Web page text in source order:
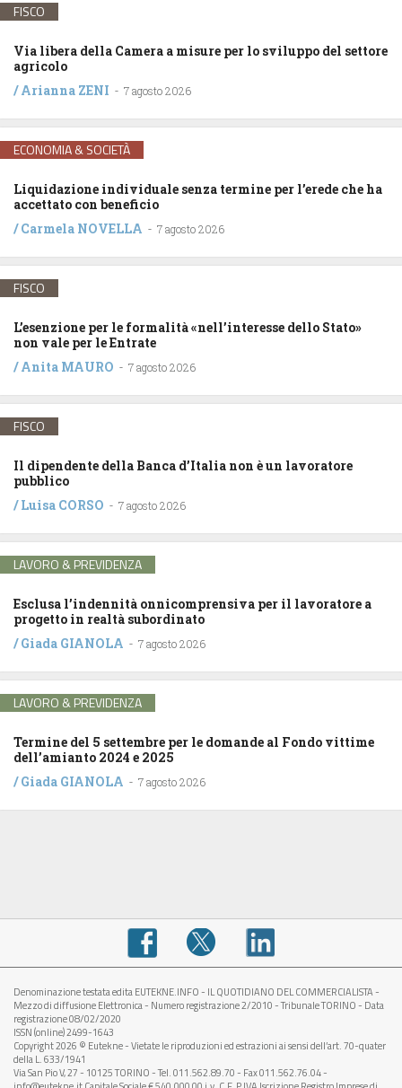
FISCO
Via libera della Camera a misure per lo sviluppo del settore
agricolo
/Arianna ZENI - 7 agosto 2026
ECONOMIA & SOCIETÀ
Liquidazione individuale senza termine per l’erede che ha
accettato con beneficio
/Carmela NOVELLA - 7 agosto 2026
FISCO
L’esenzione per le formalità «nell’interesse dello Stato»
non vale per le Entrate
/Anita MAURO - 7 agosto 2026
FISCO
Il dipendente della Banca d’Italia non è un lavoratore
pubblico
/Luisa CORSO - 7 agosto 2026
LAVORO & PREVIDENZA
Esclusa l’indennità onnicomprensiva per il lavoratore a
progetto in realtà subordinato
/Giada GIANOLA - 7 agosto 2026
LAVORO & PREVIDENZA
Termine del 5 settembre per le domande al Fondo vittime
dell’amianto 2024 e 2025
/Giada GIANOLA - 7 agosto 2026
Denominazione testata edita EUTEKNE.INFO - IL QUOTIDIANO DEL COMMERCIALISTA -
Mezzo di diffusione Elettronica - Numero registrazione 2/2010 - Tribunale TORINO - Data
registrazione 08/02/2020
ISSN (online) 2499-1643
Copyright 2026 © Eutekne - Vietate le riproduzioni ed estrazioni ai sensi dell’art. 70-quater
della L. 633/1941
Via San Pio V, 27 - 10125 TORINO - Tel. 011.562.89.70 - Fax 011.562.76.04 -